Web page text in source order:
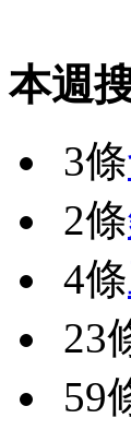
本週
3條
2條
4條
23
59